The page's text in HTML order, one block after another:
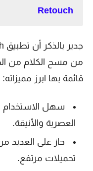
Retouch
من مسح الكلام من
قائمة بها ابرز مميزاته:
سهل الاستخدام
العصرية والأنيقة.
حاز على العديد
تحميلات مرتفع.